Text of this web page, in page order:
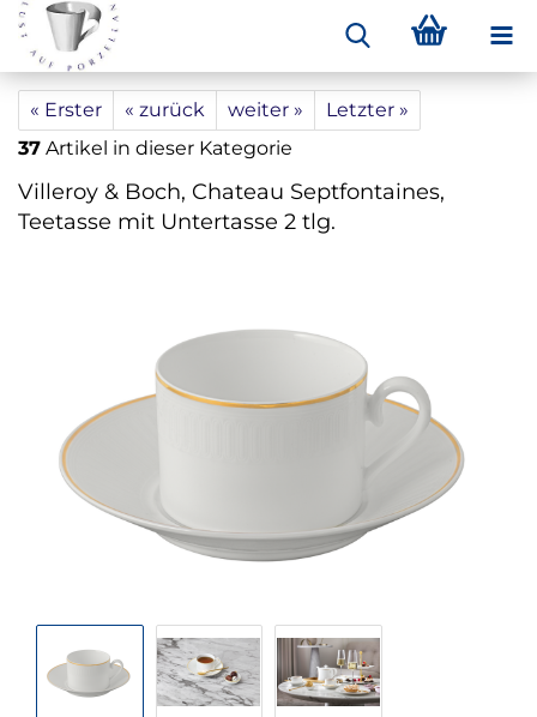
« Erster « zurück weiter »
Letzter »
37 Artikel in dieser Kategorie
Villeroy & Boch, Chateau Septfontaines,
Teetasse mit Untertasse 2 tlg.